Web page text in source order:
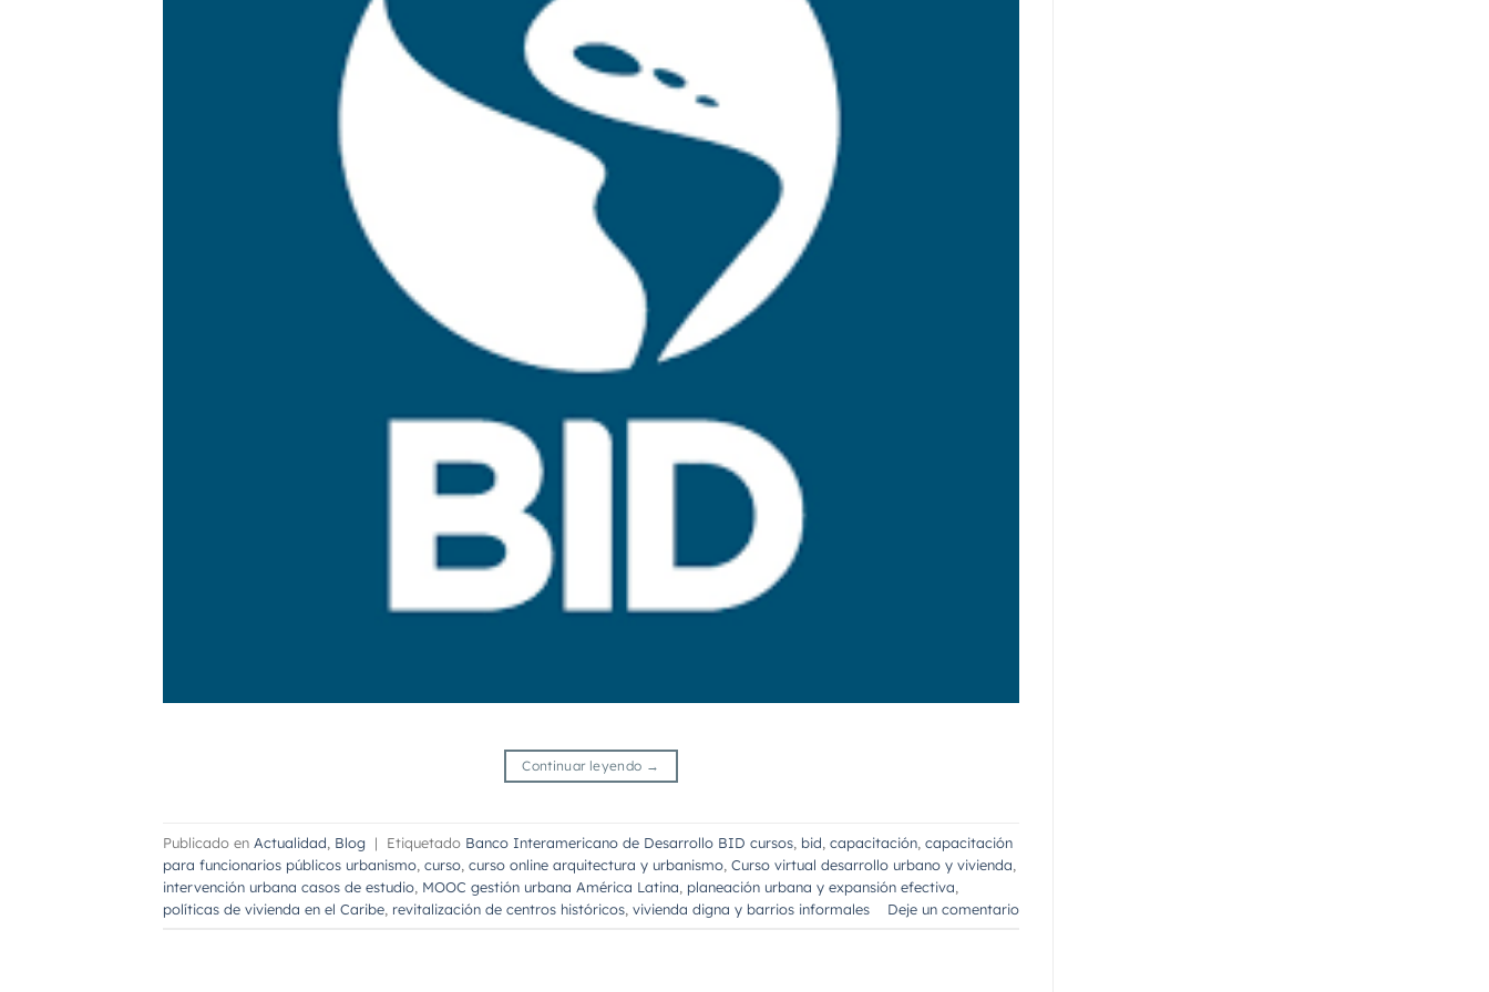
Continuar leyendo →
Publicado en Actualidad Blog | Etiquetado Banco Interamericano de Desarrollo BID cursos bid capacitación capacitación
para funcionarios públicos urbanismo curso curso online arquitectura y urbanismo Curso virtual desarrollo urbano y vivienda
intervención urbana casos de estudio MOOC gestión urbana América Latina planeación urbana y expansión efectiva
políticas de vivienda en el Caribe revitalización de centros históricos vivienda digna y barrios informales Deje un comentario